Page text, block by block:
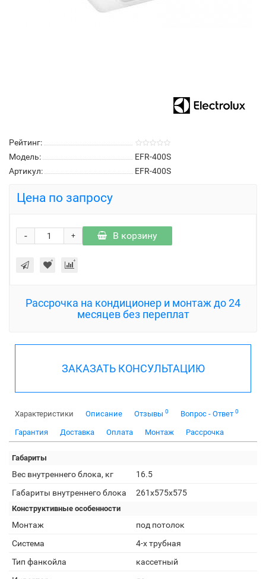
Рейтинг:
Модель:
EFR-400S
Артикул:
EFR-400S
Цена по запросу
+
- В корзину
Рассрочка на кондиционер и монтаж до 24
месяцев без переплат
ЗАКАЗАТЬ КОНСУЛЬТАЦИЮ
Характеристики Описание Отзывы 0 Вопрос - Ответ 0
Гарантия Доставка Оплата Монтаж Рассрочка
Габариты
Вес внутреннего блока, кг
16.5
Габариты внутреннего блока
261x575x575
Конструктивные особенности
Монтаж
под потолок
Система
4-х трубная
Тип фанкойла
кассетный